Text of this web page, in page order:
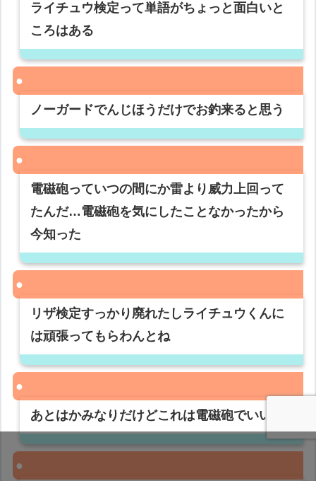
ライチュウ検定って単語がちょっと面白いと
ころはある
ノーガードでんじほうだけでお釣来ると思う
電磁砲っていつの間にか雷より威力上回って
たんだ…電磁砲を気にしたことなかったから
今知った
リザ検定すっかり廃れたしライチュウくんに
は頑張ってもらわんとね
あとはかみなりだけどこれは電磁砲でいいか